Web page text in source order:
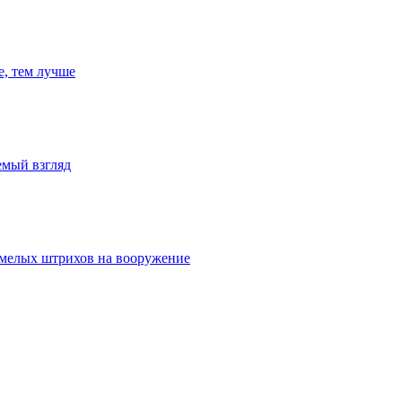
тем лучше
взгляд
штрихов на вооружение